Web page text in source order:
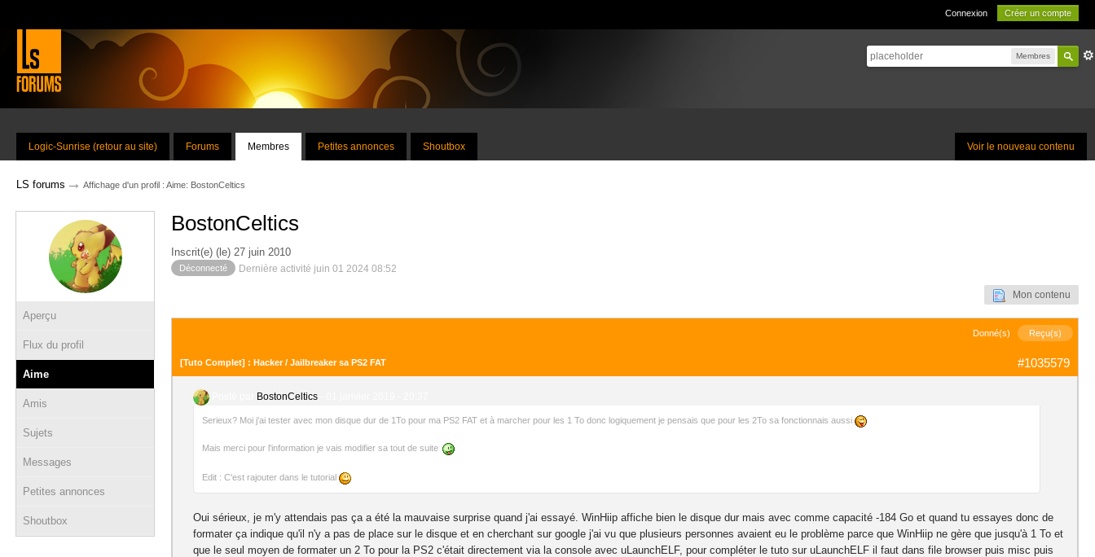
Connexion Créer un compte
Membres
Voir le nouveau contenu
Logic-Sunrise (retour au site) Forums Membres Petites annonces Shoutbox
LS forums → Affichage d'un profil : Aime: BostonCeltics
Aperçu
Flux du profil
Aime
Amis
Sujets
Messages
Petites annonces
Shoutbox
BostonCeltics
Inscrit(e) (le) 27 juin 2010
Déconnecté Dernière activité juin 01 2024 08:52
Mon contenu
Donné(s) Reçu(s)
#1035579
[Tuto Complet] : Hacker / Jailbreaker sa PS2 FAT
BostonCeltics
Serieux? Moi j'ai tester avec mon disque dur de 1To pour ma PS2 FAT et à marcher pour les 1 To donc logiquement je pensais que pour les 2To sa fonctionnais aussi
Mais merci pour l'information je vais modifier sa tout de suite
Edit : C'est rajouter dans le tutorial
Oui sérieux, je m'y attendais pas ça a été la mauvaise surprise quand j'ai essayé. WinHiip affiche bien le disque dur mais avec comme capacité -184 Go et quand tu essayes donc de
formater ça indique qu'il n'y a pas de place sur le disque et en cherchant sur google j'ai vu que plusieurs personnes avaient eu le problème parce que WinHiip ne gère que jusqu'à 1 To et
que le seul moyen de formater un 2 To pour la PS2 c'était directement via la console avec uLaunchELF, pour compléter le tuto sur uLaunchELF il faut dans file browser puis misc puis